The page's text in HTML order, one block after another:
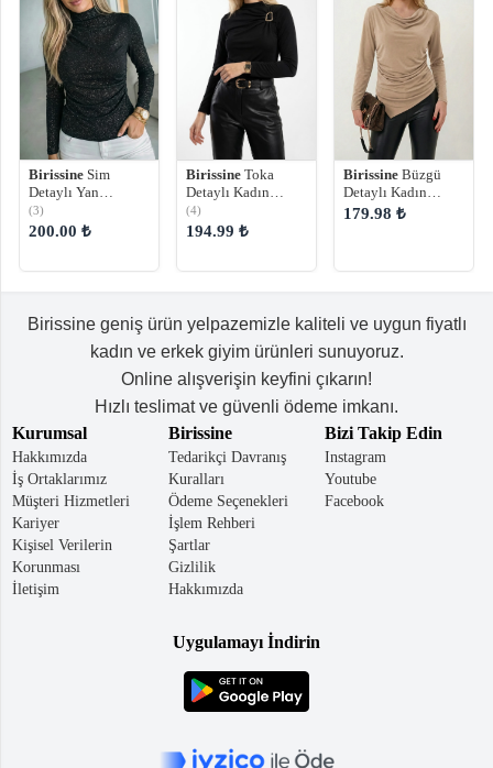
Birissine Sim
Detaylı Yan
Büzgülü Kadın
Sandy Bluz
(3)
200.00 ₺
Birissine Toka
Detaylı Kadın
Sandy Bluz
(4)
194.99 ₺
Birissine Büzgü
Detaylı Kadın
Sandy Bluz
179.98 ₺
Birissine geniş ürün yelpazemizle kaliteli ve uygun fiyatlı
kadın ve erkek giyim ürünleri sunuyoruz.
Online alışverişin keyfini çıkarın!
Hızlı teslimat ve güvenli ödeme imkanı.
Kurumsal
Hakkımızda
İş Ortaklarımız
Müşteri Hizmetleri
Kariyer
Kişisel Verilerin
Korunması
İletişim
Birissine
Tedarikçi Davranış
Kuralları
Ödeme Seçenekleri
İşlem Rehberi
Şartlar
Gizlilik
Hakkımızda
Bizi Takip Edin
Instagram
Youtube
Facebook
Uygulamayı İndirin